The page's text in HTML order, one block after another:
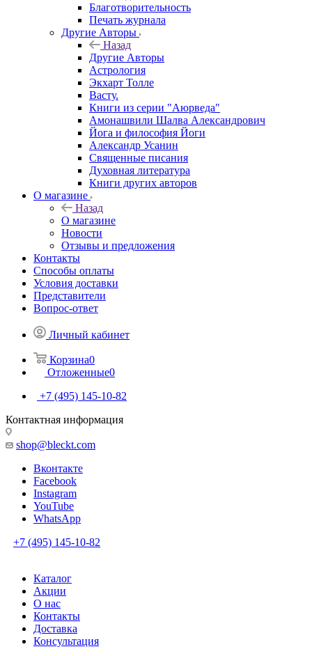
Благотворительность
Печать журнала
Другие Aвторы
Назад
Другие Aвторы
Астрология
Экхарт Толле
Васту.
Книги из серии "Аюрведа"
Амонашвили Шалва Александрович
Йога и философия Йоги
Александр Усанин
Священные писания
Духовная литература
Книги других авторов
О магазине
Назад
О магазине
Новости
Отзывы и предложения
Контакты
Способы оплаты
Условия доставки
Представители
Вопрос-ответ
Личный кабинет
Корзина0
Отложенные0
+7 (495) 145-10-82
Контактная информация
shop@bleckt.com
Вконтакте
Facebook
Instagram
YouTube
WhatsApp
+7 (495) 145-10-82
Каталог
Акции
О нас
Контакты
Доставка
Консультация